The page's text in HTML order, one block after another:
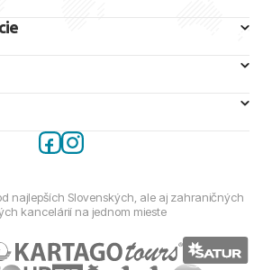
najlepších Slovenských, ale aj zahraničných
kancelárií na jednom mieste